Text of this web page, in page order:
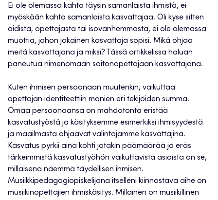
Ei ole olemassa kahta täysin samanlaista ihmistä, ei
myöskään kahta samanlaista kasvattajaa. Oli kyse sitten
äidistä, opettajasta tai isovanhemmasta, ei ole olemassa
muottia, johon jokainen kasvattaja sopisi. Mikä ohjaa
meitä kasvattajana ja miksi? Tässä artikkelissa haluan
paneutua nimenomaan soitonopettajaan kasvattajana.
Kuten ihmisen persoonaan muutenkin, vaikuttaa
opettajan identiteettiin monien eri tekijöiden summa.
Omaa persoonaansa on mahdotonta eristää
kasvatustyöstä ja käsityksemme esimerkiksi ihmisyydestä
ja maailmasta ohjaavat valintojamme kasvattajina.
Kasvatus pyrkii aina kohti jotakin päämäärää ja eräs
tärkeimmistä kasvatustyöhön vaikuttavista asioista on se,
millaisena näemmä täydellisen ihmisen.
Musiikkipedagogiopiskelijana itselleni kiinnostava aihe on
musiikinopettajien ihmiskäsitys. Millainen on musiikillinen